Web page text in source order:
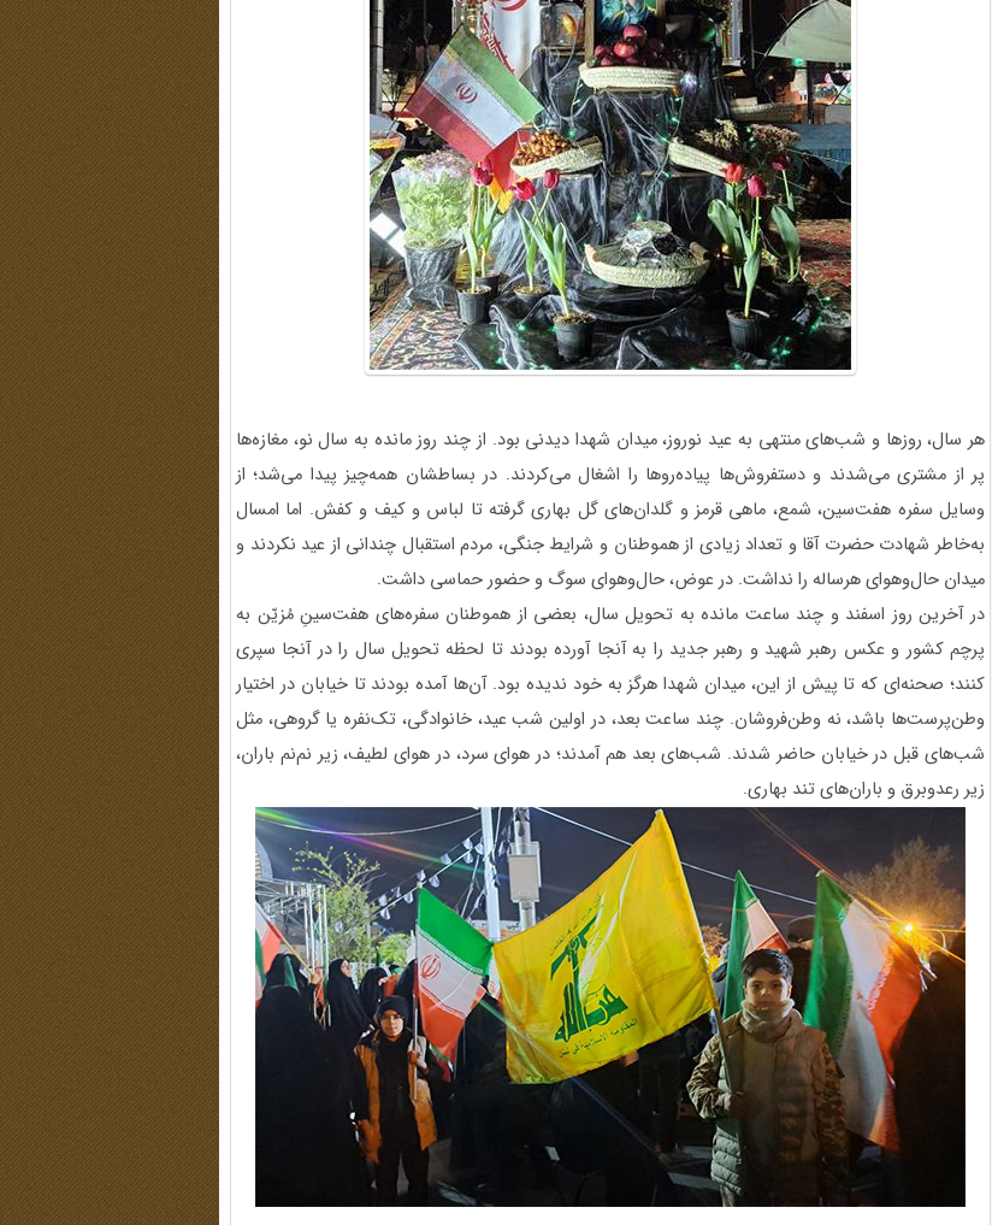
هر سال، روزها و شب‌های منتهی به عید نوروز، میدان شهدا دیدنی بود. از چند روز مانده به سال نو، مغازه‌ها
پر از مشتری می‌شدند و دستفروش‌ها پیاده‌روها را اشغال می‌کردند. در بساطشان همه‌چیز پیدا می‌شد؛ از
وسایل سفره هفت‌سین، شمع، ماهی قرمز و گلدان‌های گل بهاری گرفته تا لباس و کیف و کفش. اما امسال
به‌خاطر شهادت حضرت آقا و تعداد زیادی از هموطنان و شرایط جنگی، مردم استقبال چندانی از عید نکردند و
میدان حال‌وهوای هرساله را نداشت. در عوض، حال‌وهوای سوگ و حضور حماسی داشت.
در آخرین روز اسفند و چند ساعت مانده به تحویل سال، بعضی از هموطنان سفره‌های هفت‌سینِ مُزیّن به
پرچم کشور و عکس رهبر شهید و رهبر جدید را به آنجا آورده بودند تا لحظه تحویل سال را در آنجا سپری
کنند؛ صحنه‌ای که تا پیش از این، میدان شهدا هرگز به خود ندیده بود. آن‌ها آمده بودند تا خیابان در اختیار
وطن‌پرست‌ها باشد، نه وطن‌فروشان. چند ساعت بعد، در اولین شب عید، خانوادگی، تک‌نفره یا گروهی، مثل
شب‌های قبل در خیابان حاضر شدند. شب‌های بعد هم آمدند؛ در هوای سرد، در هوای لطیف، زیر نم‌نم باران،
زیر رعدوبرق و باران‌های تند بهاری.